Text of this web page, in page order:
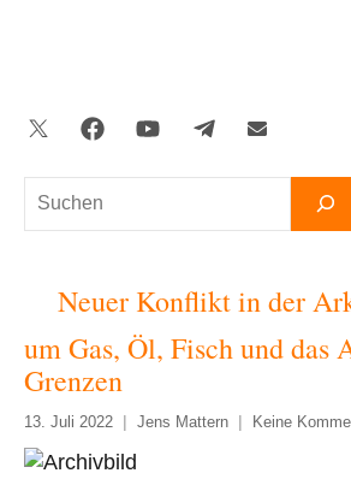
Suchen
Twitter FacebookYouTubeTelegramNewsletter
Neuer Konflikt in der
um Gas, Öl, Fisch und das
Grenzen
13. Juli 2022 Jens Mattern Keine